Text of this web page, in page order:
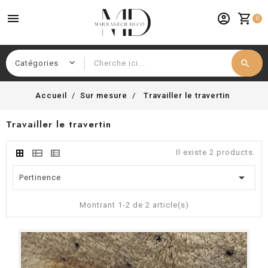
menu shopping_cart 0
account_circle
search
Accueil Sur mesure Travailler le travertin
Travailler le travertin
Il existe 2 products.
Pertinence 
Montrant 1-2 de 2 article(s)